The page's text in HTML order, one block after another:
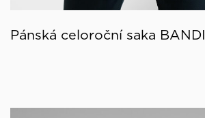
Pánská celoroční saka BANDI